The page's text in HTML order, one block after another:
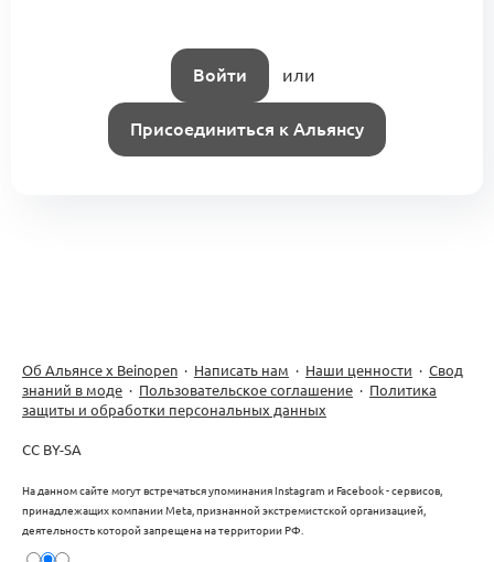
Войти или
Присоединиться к Альянсу
Об Альянсе х Beinopen · Написать нам · Наши ценности · Свод
знаний в моде · Пользовательское соглашение · Политика
защиты и обработки персональных данных
CC BY-SA
На данном сайте могут встречаться упоминания Instagram и Facebook - сервисов,
принадлежащих компании Meta, признанной экстремистской организацией,
деятельность которой запрещена на территории РФ.